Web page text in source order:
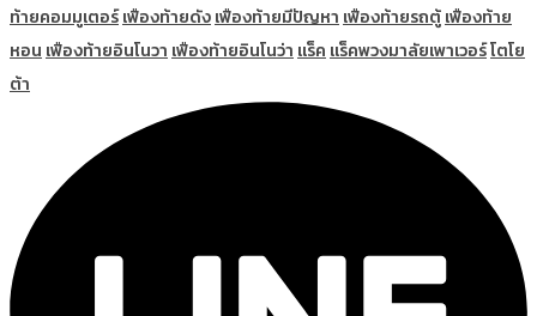
ท้ายคอมมูเตอร์เฟืองท้ายดังเฟืองท้ายมีปัญหา เฟืองท้ายรถตู้เฟืองท้าย
หอน เฟืองท้ายอินโนวา เฟืองท้ายอินโนว่า แร็ค แร็คพวงมาลัยเพาเวอร์โตโย
ต้า